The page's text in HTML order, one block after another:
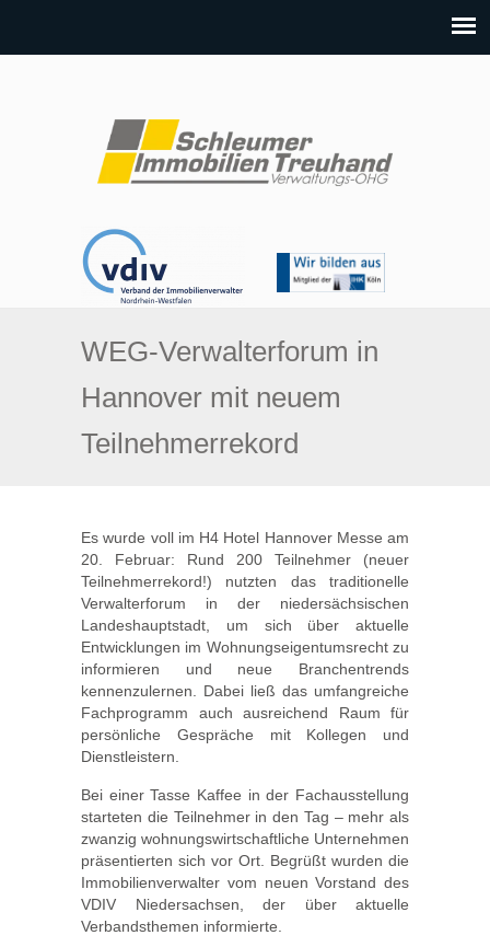
WEG-Verwalterforum in
Hannover mit neuem
Teilnehmerrekord
Es wurde voll im H4 Hotel Hannover Messe am
20. Februar: Rund 200 Teilnehmer (neuer
Teilnehmerrekord!) nutzten das traditionelle
Verwalterforum in der niedersächsischen
Landeshauptstadt, um sich über aktuelle
Entwicklungen im Wohnungseigentumsrecht zu
informieren und neue Branchentrends
kennenzulernen. Dabei ließ das umfangreiche
Fachprogramm auch ausreichend Raum für
persönliche Gespräche mit Kollegen und
Dienstleistern.
Bei einer Tasse Kaffee in der Fachausstellung
starteten die Teilnehmer in den Tag – mehr als
zwanzig wohnungswirtschaftliche Unternehmen
präsentierten sich vor Ort. Begrüßt wurden die
Immobilienverwalter vom neuen Vorstand des
VDIV Niedersachsen, der über aktuelle
Verbandsthemen informierte.